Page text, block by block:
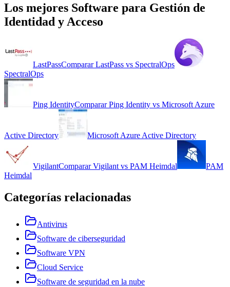
Los mejores Software para Gestión de
Identidad y Acceso
LastPassComparar LastPass vs SpectralOps
SpectralOps
Ping IdentityComparar Ping Identity vs Microsoft Azure
Active Directory Microsoft Azure Active Directory
VigilantComparar Vigilantvs PAM Heimdal
PAM
Heimdal
Categorías relacionadas
Antivirus
Software de ciberseguridad
Software VPN
Cloud Service
Software de seguridad en la nube